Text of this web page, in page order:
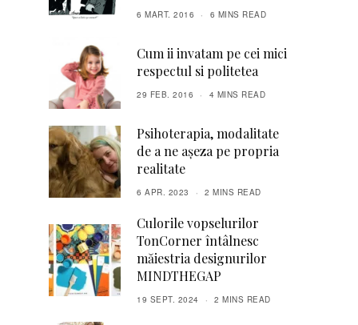
6 MART. 2016 6 MINS READ
Cum ii invatam pe cei mici
respectul si politetea
29 FEB. 2016 4 MINS READ
Psihoterapia, modalitate
de a ne așeza pe propria
realitate
6 APR. 2023 2 MINS READ
Culorile vopselurilor
TonCorner întâlnesc
măiestria designurilor
MINDTHEGAP
19 SEPT. 2024 2 MINS READ